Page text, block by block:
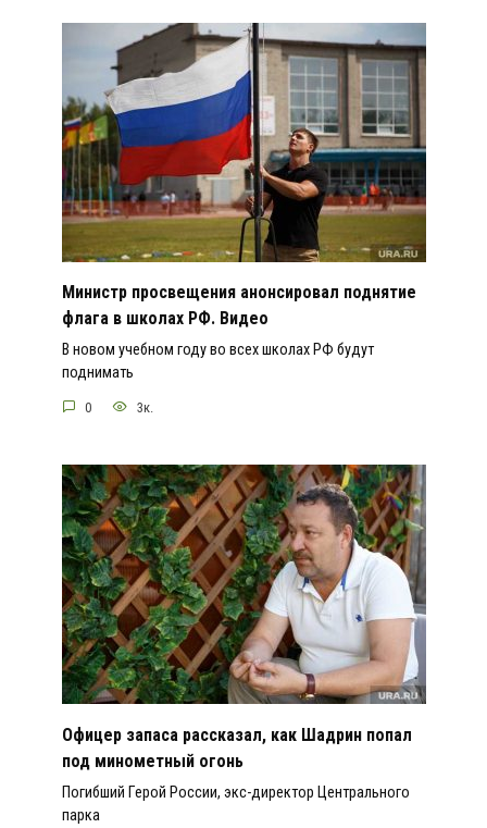
Министр просвещения анонсировал поднятие
флага в школах РФ. Видео
В новом учебном году во всех школах РФ будут
поднимать
0 3к.
Офицер запаса рассказал, как Шадрин попал
под минометный огонь
Погибший Герой России, экс-директор Центрального
парка